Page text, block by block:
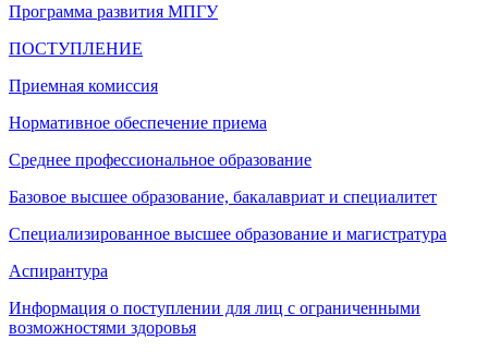
Программа развития МПГУ
ПОСТУПЛЕНИЕ
Приемная комиссия
Нормативное обеспечение приема
Среднее профессиональное образование
Базовое высшее образование, бакалавриат и специалитет
Специализированное высшее образование и магистратура
Аспирантура
Информация о поступлении для лиц с ограниченными
возможностями здоровья